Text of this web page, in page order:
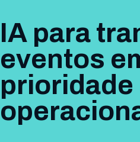
IA para
eventos
prioridade